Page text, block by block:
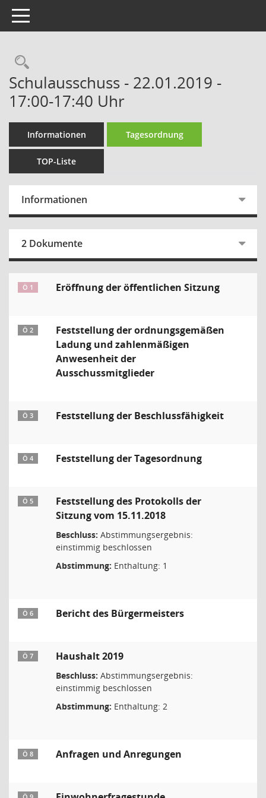
Toggle navigation
Rechercheauswahl
Schulausschuss - 22.01.2019 -
17:00-17:40 Uhr
Informationen Tagesordnung
TOP-Liste
Informationen
2 Dokumente
Ö 1 Eröffnung der öffentlichen Sitzung
Ö 2
Feststellung der ordnungsgemäßen
Ladung und zahlenmäßigen
Anwesenheit der
Ausschussmitglieder
Ö 3 Feststellung der Beschlussfähigkeit
Ö 4 Feststellung der Tagesordnung
Ö 5
Feststellung des Protokolls der
Sitzung vom 15.11.2018
Beschluss: Abstimmungsergebnis:
einstimmig beschlossen
Abstimmung: Enthaltung: 1
Ö 6 Bericht des Bürgermeisters
Ö 7 Haushalt 2019
Beschluss: Abstimmungsergebnis:
einstimmig beschlossen
Abstimmung: Enthaltung: 2
Ö 8 Anfragen und Anregungen